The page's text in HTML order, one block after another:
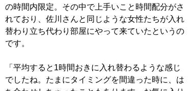
の時間内限定。その中で上手いこと時間配分がさ
れており、佐川さんと同じような女性たちが入れ
替わり立ち代わり部屋にやって来ていたというの
です。
「平均すると1時間おきに入れ替わるような感じ
でしたね。たまにタイミングを間違った時に、は